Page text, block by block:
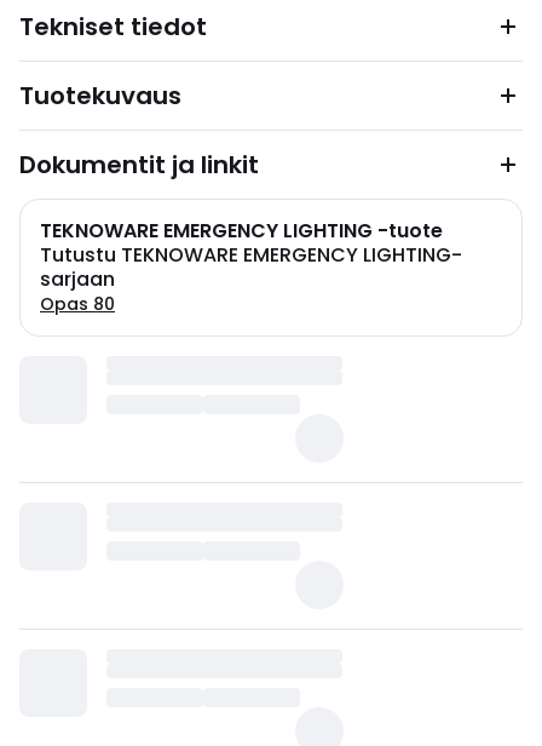
Tekniset tiedot
Tuotekuvaus
Dokumentit ja linkit
TEKNOWARE EMERGENCY LIGHTING -tuote
Tutustu TEKNOWARE EMERGENCY LIGHTING-
sarjaan
Opas 80